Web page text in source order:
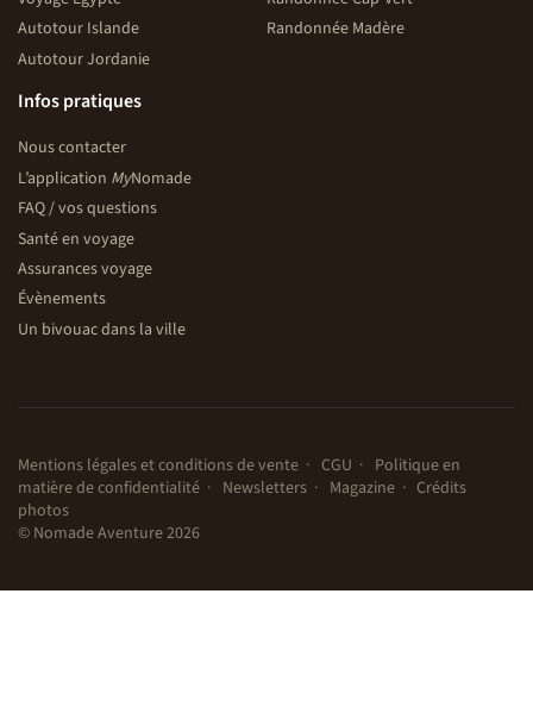
Autotour Islande
Autotour Jordanie
Randonnée Madère
Infos pratiques
Nous contacter
L’application MyNomade
FAQ / vos questions
Santé en voyage
Assurances voyage
Évènements
Un bivouac dans la ville
Mentions légales et conditions de vente CGU
Politique en
matière de confidentialité
Newsletters Magazine
Crédits
photos
© Nomade Aventure 2026